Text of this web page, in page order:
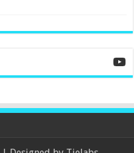
YouTube